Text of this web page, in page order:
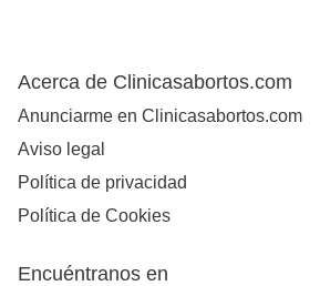
Acerca de Clinicasabortos.com
Anunciarme en Clinicasabortos.com
Aviso legal
Política de privacidad
Política de Cookies
Encuéntranos en